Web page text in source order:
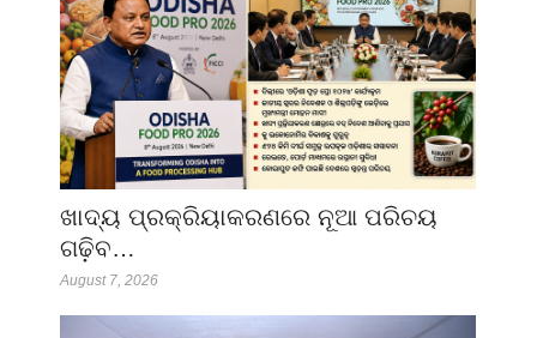
ଖାଦ୍ୟ ପ୍ରକ୍ରିୟାକରଣରେ ନୂଆ ପରିଚୟ
ଗଢ଼ିବ…
August 7, 2026